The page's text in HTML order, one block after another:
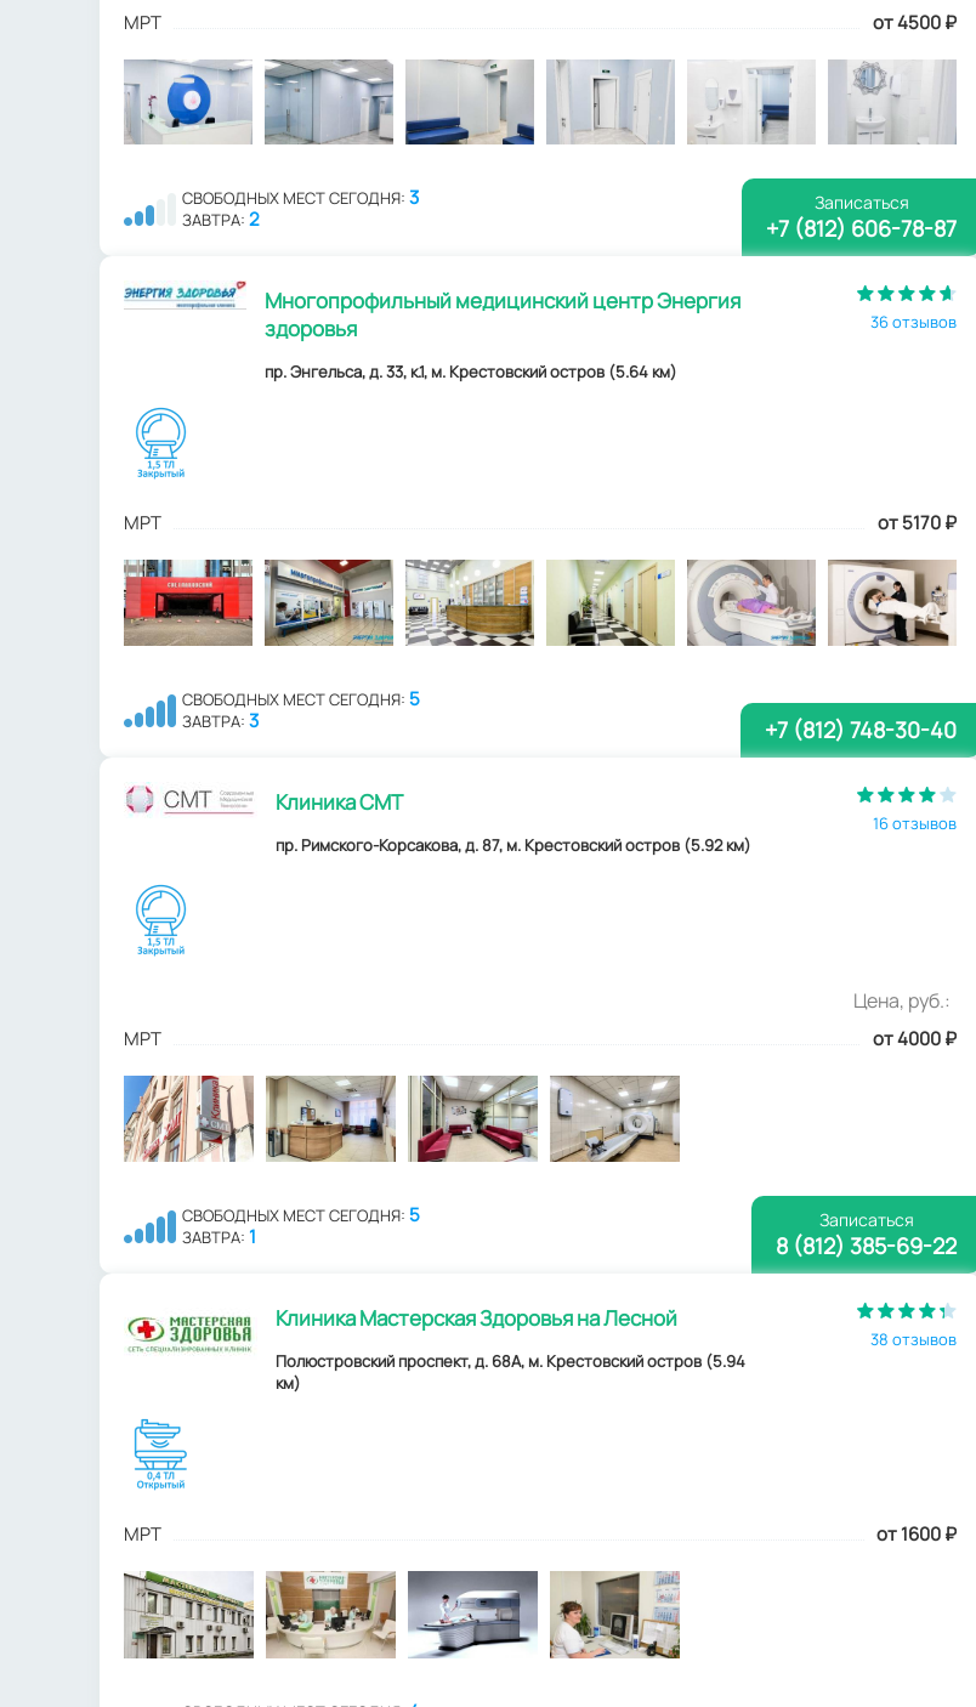
МРТ от 4500₽
СВОБОДНЫХ МЕСТ СЕГОДНЯ: 3
ЗАВТРА: 2
Записаться
+7 (812) 606-78-87
Многопрофильный медицинский центр Энергия
здоровья
пр. Энгельса, д. 33, к.1, м. Крестовский остров (5.64 км)
36 отзывов
МРТ от 5170₽
СВОБОДНЫХ МЕСТ СЕГОДНЯ: 5
ЗАВТРА: 3 +7 (812) 748-30-40
Клиника СМТ
пр. Римского-Корсакова, д. 87, м. Крестовский остров (5.92 км)
16 отзывов
Цена, руб.:
МРТ от 4000₽
СВОБОДНЫХ МЕСТ СЕГОДНЯ: 5
ЗАВТРА: 1
Записаться
8 (812) 385-69-22
Клиника Мастерская Здоровья на Лесной
Полюстровский проспект, д. 68А, м. Крестовский остров (5.94
км)
38 отзывов
МРТ от 1600₽